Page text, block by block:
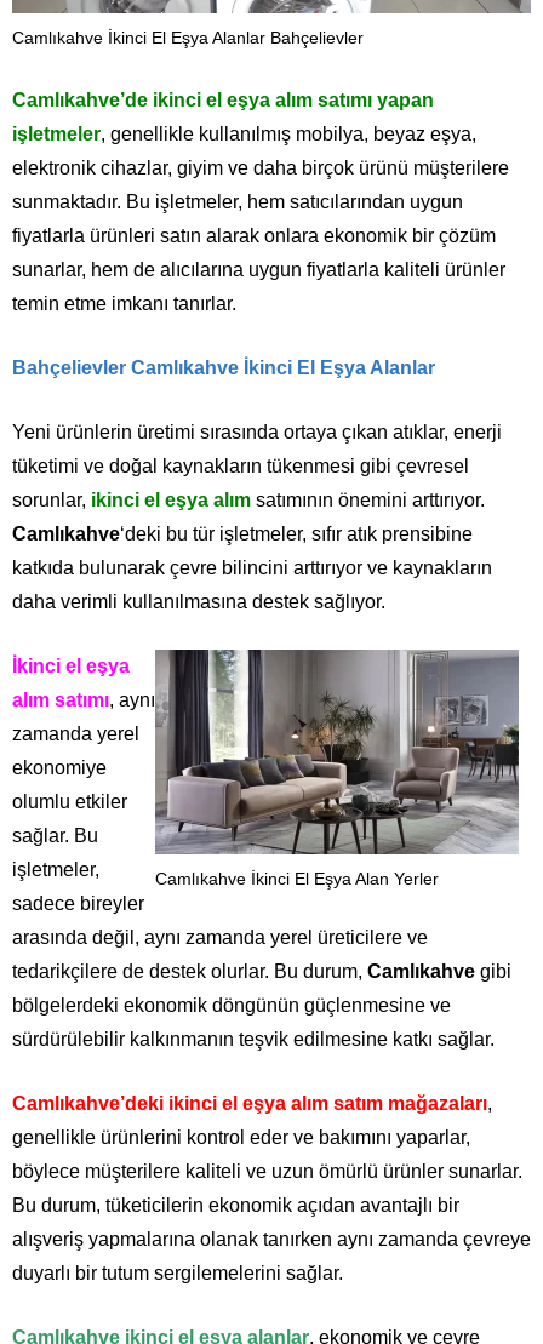
Camlıkahve İkinci El Eşya Alanlar Bahçelievler
Camlıkahve’de ikinci el eşya alım satımı yapan
işletmeler, genellikle kullanılmış mobilya, beyaz eşya,
elektronik cihazlar, giyim ve daha birçok ürünü müşterilere
sunmaktadır. Bu işletmeler, hem satıcılarından uygun
fiyatlarla ürünleri satın alarak onlara ekonomik bir çözüm
sunarlar, hem de alıcılarına uygun fiyatlarla kaliteli ürünler
temin etme imkanı tanırlar.
Bahçelievler Camlıkahve İkinci El Eşya Alanlar
Yeni ürünlerin üretimi sırasında ortaya çıkan atıklar, enerji
tüketimi ve doğal kaynakların tükenmesi gibi çevresel
sorunlar, ikinci el eşya alım satımının önemini arttırıyor.
Camlıkahve‘deki bu tür işletmeler, sıfır atık prensibine
katkıda bulunarak çevre bilincini arttırıyor ve kaynakların
daha verimli kullanılmasına destek sağlıyor.
Camlıkahve İkinci El Eşya Alan Yerler
İkinci el eşya
alım satımı, aynı
zamanda yerel
ekonomiye
olumlu etkiler
sağlar. Bu
işletmeler,
sadece bireyler
arasında değil, aynı zamanda yerel üreticilere ve
tedarikçilere de destek olurlar. Bu durum, Camlıkahve gibi
bölgelerdeki ekonomik döngünün güçlenmesine ve
sürdürülebilir kalkınmanın teşvik edilmesine katkı sağlar.
Camlıkahve’deki ikinci el eşya alım satım mağazaları,
genellikle ürünlerini kontrol eder ve bakımını yaparlar,
böylece müşterilere kaliteli ve uzun ömürlü ürünler sunarlar.
Bu durum, tüketicilerin ekonomik açıdan avantajlı bir
alışveriş yapmalarına olanak tanırken aynı zamanda çevreye
duyarlı bir tutum sergilemelerini sağlar.
Camlıkahve ikinci el eşya alanlar, ekonomik ve çevre